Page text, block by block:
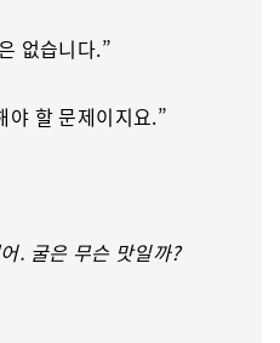
없습니다.”
야 할 문제이지요.”
. 굴은 무슨 맛일까?